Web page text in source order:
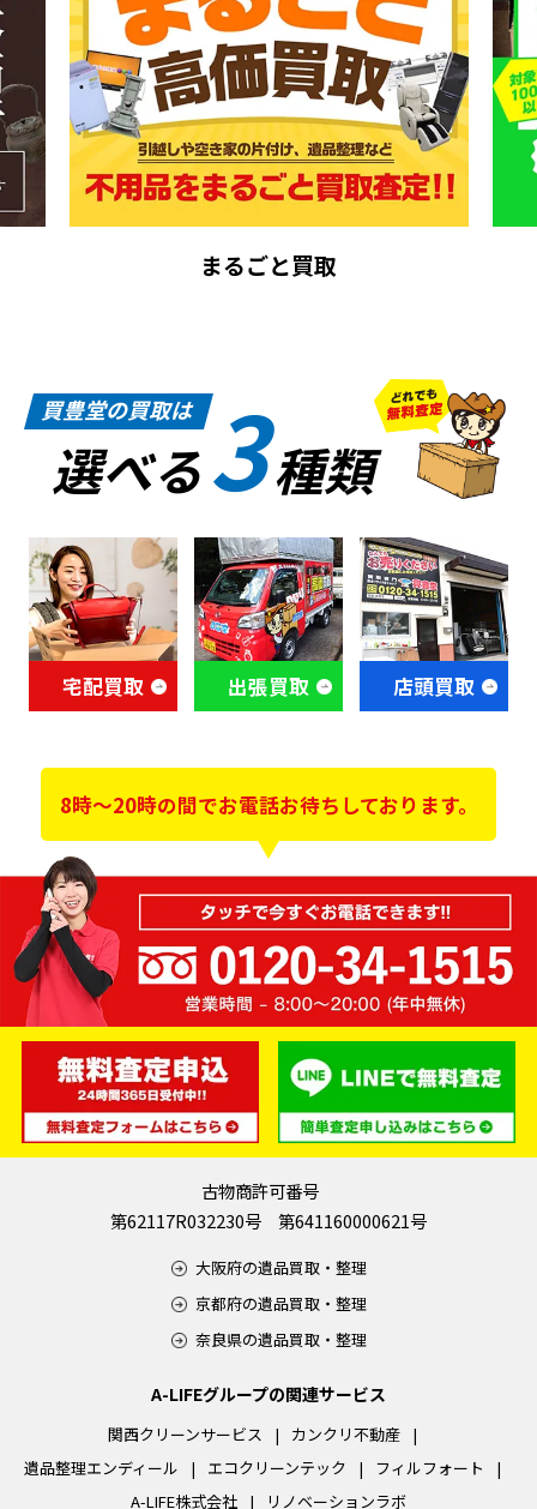
まるごと買取
買豊堂の買取は
選べる3種類
宅配買取 出張買取 店頭買取
8時～20時の間でお電話お待ちしております。
古物商許可番号
第62117R032230号 第641160000621号
大阪府の遺品買取・整理
京都府の遺品買取・整理
奈良県の遺品買取・整理
A-LIFEグループの関連サービス
関西クリーンサービス
カンクリ不動産
遺品整理エンディール
エコクリーンテック
フィルフォート
A-LIFE株式会社
リノベーションラボ